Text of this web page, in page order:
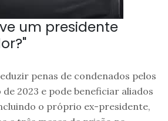
um presidente
penas de condenados pelos
2023 e pode beneficiar aliados
o próprio ex-presidente,